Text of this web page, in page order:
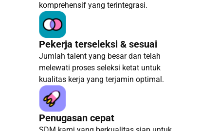
komprehensif yang terintegrasi.
Pekerja terseleksi & sesuai
Jumlah talent yang besar dan telah
melewati proses seleksi ketat untuk
kualitas kerja yang terjamin optimal.
Penugasan cepat